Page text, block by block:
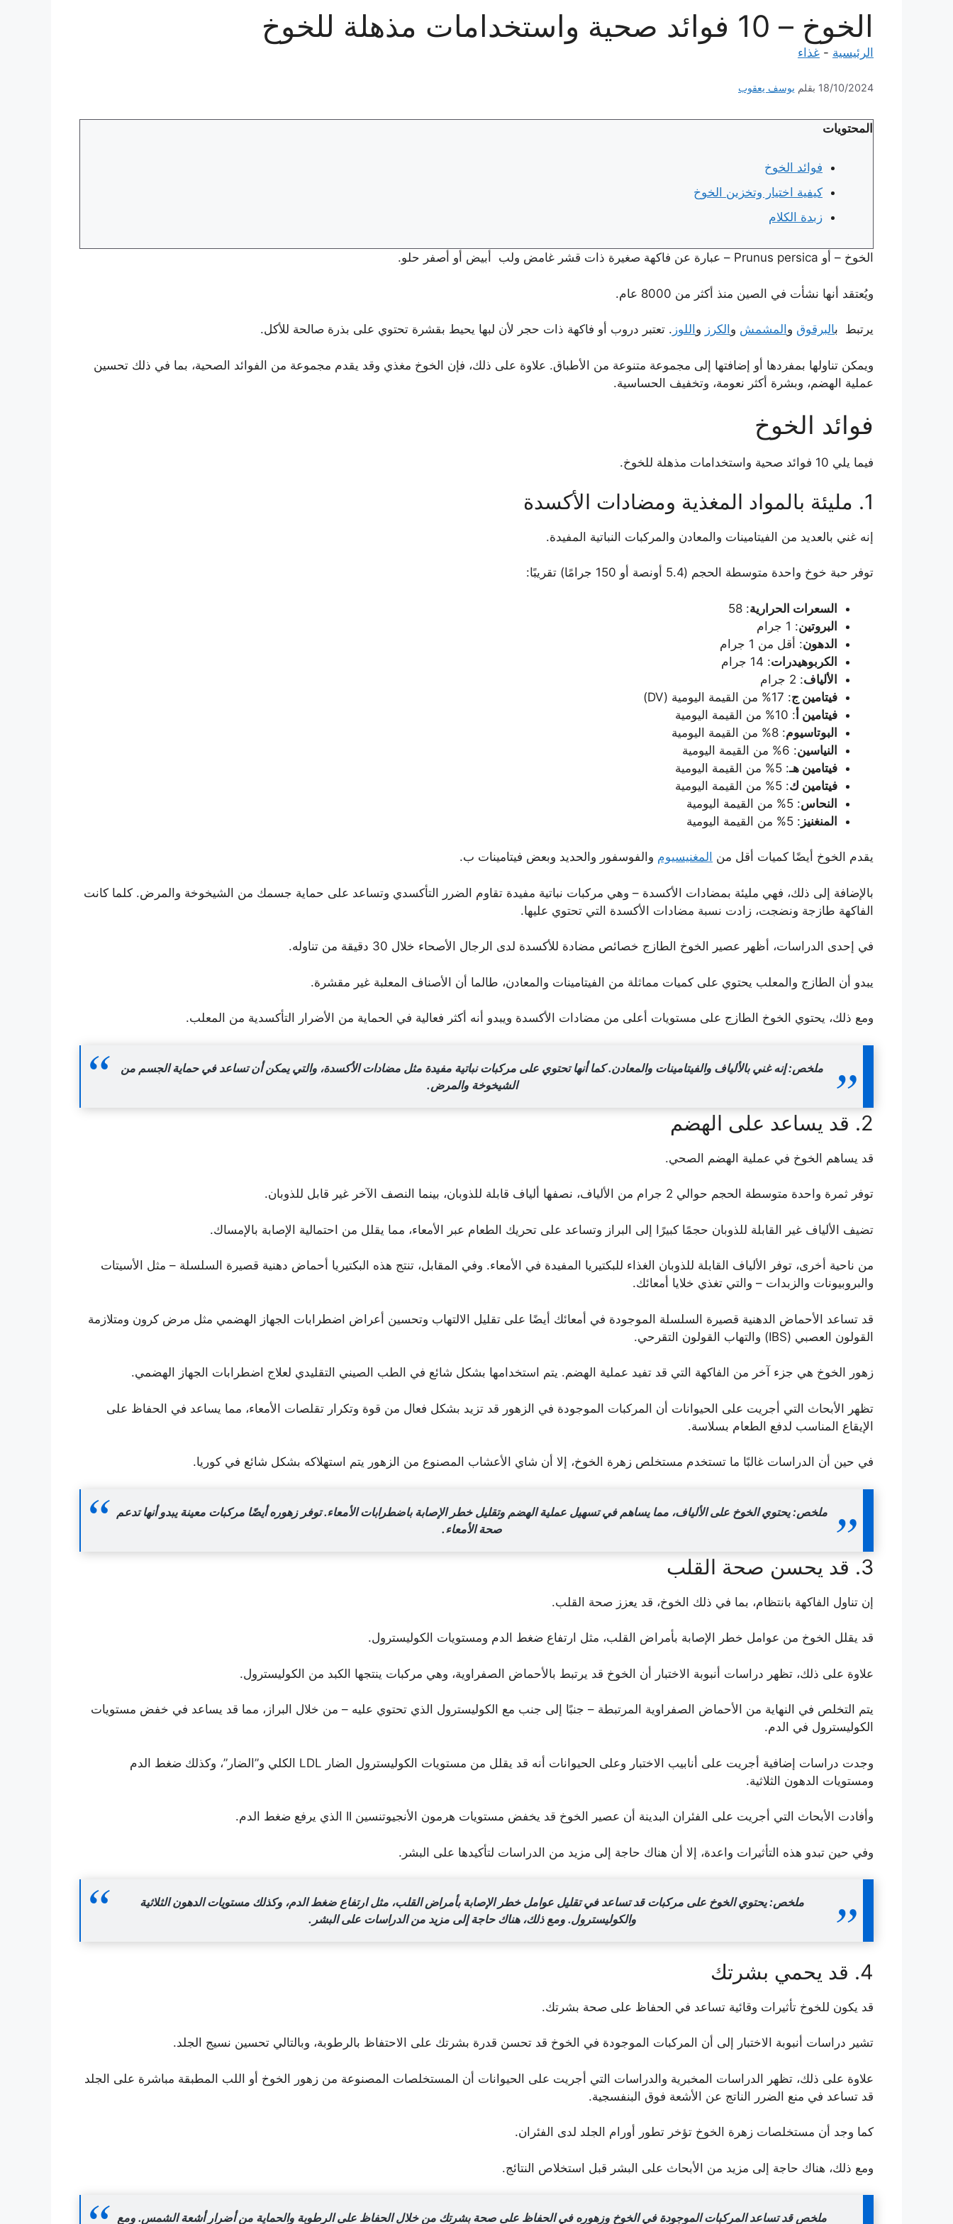
الخوخ – 10 فوائد صحية واستخدامات مذهلة للخوخ
الرئيسية - غذاء
18/10/2024 بقلم يوسف يعقوب
المحتويات
فوائد الخوخ
كيفية اختيار وتخزين الخوخ
زبدة الكلام
الخوخ – أو Prunus persica – عبارة عن فاكهة صغيرة ذات قشر غامض ولب أبيض أو أصفر حلو.
ويُعتقد أنها نشأت في الصين منذ أكثر من 8000 عام.
يرتبط بالبرقوق و المشمش و الكرز و اللوز . تعتبر دروب أو فاكهة ذات حجر لأن لبها يحيط بقشرة تحتوي على بذرة صالحة للأكل.
ويمكن تناولها بمفردها أو إضافتها إلى مجموعة متنوعة من الأطباق. علاوة على ذلك، فإن الخوخ مغذي وقد يقدم مجموعة من الفوائد الصحية، بما في ذلك تحسين
عملية الهضم، وبشرة أكثر نعومة، وتخفيف الحساسية.
فوائد الخوخ
فيما يلي 10 فوائد صحية واستخدامات مذهلة للخوخ.
1. مليئة بالمواد المغذية ومضادات الأكسدة
إنه غني بالعديد من الفيتامينات والمعادن والمركبات النباتية المفيدة.
توفر حبة خوخ واحدة متوسطة الحجم (5.4 أونصة أو 150 جرامًا) تقريبًا:
السعرات الحرارية: 58
البروتين: 1 جرام
الدهون: أقل من 1 جرام
الكربوهيدرات: 14 جرام
الألياف: 2 جرام
فيتامين ج: 17% من القيمة اليومية (DV)
فيتامين أ: 10% من القيمة اليومية
البوتاسيوم: 8% من القيمة اليومية
النياسين: 6% من القيمة اليومية
فيتامين هـ: 5% من القيمة اليومية
فيتامين ك: 5% من القيمة اليومية
النحاس: 5% من القيمة اليومية
المنغنيز : 5% من القيمة اليومية
يقدم الخوخ أيضًا كميات أقل من المغنيسيوم والفوسفور والحديد وبعض فيتامينات ب.
بالإضافة إلى ذلك، فهي مليئة بمضادات الأكسدة – وهي مركبات نباتية مفيدة تقاوم الضرر التأكسدي وتساعد على حماية جسمك من الشيخوخة والمرض. كلما كانت
الفاكهة طازجة ونضجت، زادت نسبة مضادات الأكسدة التي تحتوي عليها.
في إحدى الدراسات، أظهر عصير الخوخ الطازج خصائص مضادة للأكسدة لدى الرجال الأصحاء خلال 30 دقيقة من تناوله.
يبدو أن الطازج والمعلب يحتوي على كميات مماثلة من الفيتامينات والمعادن، طالما أن الأصناف المعلبة غير مقشرة.
ومع ذلك، يحتوي الخوخ الطازج على مستويات أعلى من مضادات الأكسدة ويبدو أنه أكثر فعالية في الحماية من الأضرار التأكسدية من المعلب.
ملخص: إنه غني بالألياف والفيتامينات والمعادن. كما أنها تحتوي على مركبات نباتية مفيدة مثل مضادات الأكسدة، والتي يمكن أن تساعد في حماية الجسم من
الشيخوخة والمرض.
2. قد يساعد على الهضم
قد يساهم الخوخ في عملية الهضم الصحي.
توفر ثمرة واحدة متوسطة الحجم حوالي 2 جرام من الألياف، نصفها ألياف قابلة للذوبان، بينما النصف الآخر غير قابل للذوبان.
تضيف الألياف غير القابلة للذوبان حجمًا كبيرًا إلى البراز وتساعد على تحريك الطعام عبر الأمعاء، مما يقلل من احتمالية الإصابة بالإمساك.
من ناحية أخرى، توفر الألياف القابلة للذوبان الغذاء للبكتيريا المفيدة في الأمعاء. وفي المقابل، تنتج هذه البكتيريا أحماض دهنية قصيرة السلسلة – مثل الأسيتات
والبروبيونات والزبدات – والتي تغذي خلايا أمعائك.
قد تساعد الأحماض الدهنية قصيرة السلسلة الموجودة في أمعائك أيضًا على تقليل الالتهاب وتحسين أعراض اضطرابات الجهاز الهضمي مثل مرض كرون ومتلازمة
القولون العصبي (IBS) والتهاب القولون التقرحي.
زهور الخوخ هي جزء آخر من الفاكهة التي قد تفيد عملية الهضم. يتم استخدامها بشكل شائع في الطب الصيني التقليدي لعلاج اضطرابات الجهاز الهضمي.
تظهر الأبحاث التي أجريت على الحيوانات أن المركبات الموجودة في الزهور قد تزيد بشكل فعال من قوة وتكرار تقلصات الأمعاء، مما يساعد في الحفاظ على
الإيقاع المناسب لدفع الطعام بسلاسة.
في حين أن الدراسات غالبًا ما تستخدم مستخلص زهرة الخوخ، إلا أن شاي الأعشاب المصنوع من الزهور يتم استهلاكه بشكل شائع في كوريا.
ملخص: يحتوي الخوخ على الألياف، مما يساهم في تسهيل عملية الهضم وتقليل خطر الإصابة باضطرابات الأمعاء. توفر زهوره أيضًا مركبات معينة يبدو أنها تدعم
صحة الأمعاء.
3. قد يحسن صحة القلب
إن تناول الفاكهة بانتظام، بما في ذلك الخوخ، قد يعزز صحة القلب.
قد يقلل الخوخ من عوامل خطر الإصابة بأمراض القلب، مثل ارتفاع ضغط الدم ومستويات الكوليسترول.
علاوة على ذلك، تظهر دراسات أنبوبة الاختبار أن الخوخ قد يرتبط بالأحماض الصفراوية، وهي مركبات ينتجها الكبد من الكوليسترول.
يتم التخلص في النهاية من الأحماض الصفراوية المرتبطة – جنبًا إلى جنب مع الكوليسترول الذي تحتوي عليه – من خلال البراز، مما قد يساعد في خفض مستويات
الكوليسترول في الدم.
وجدت دراسات إضافية أجريت على أنابيب الاختبار وعلى الحيوانات أنه قد يقلل من مستويات الكوليسترول الضار LDL الكلي و”الضار”، وكذلك ضغط الدم
ومستويات الدهون الثلاثية.
وأفادت الأبحاث التي أجريت على الفئران البدينة أن عصير الخوخ قد يخفض مستويات هرمون الأنجيوتنسين II الذي يرفع ضغط الدم.
وفي حين تبدو هذه التأثيرات واعدة، إلا أن هناك حاجة إلى مزيد من الدراسات لتأكيدها على البشر.
ملخص: يحتوي الخوخ على مركبات قد تساعد في تقليل عوامل خطر الإصابة بأمراض القلب، مثل ارتفاع ضغط الدم، وكذلك مستويات الدهون الثلاثية
والكوليسترول. ومع ذلك، هناك حاجة إلى مزيد من الدراسات على البشر.
4. قد يحمي بشرتك
قد يكون للخوخ تأثيرات وقائية تساعد في الحفاظ على صحة بشرتك.
تشير دراسات أنبوبة الاختبار إلى أن المركبات الموجودة في الخوخ قد تحسن قدرة بشرتك على الاحتفاظ بالرطوبة، وبالتالي تحسين نسيج الجلد.
علاوة على ذلك، تظهر الدراسات المخبرية والدراسات التي أجريت على الحيوانات أن المستخلصات المصنوعة من زهور الخوخ أو اللب المطبقة مباشرة على الجلد
قد تساعد في منع الضرر الناتج عن الأشعة فوق البنفسجية.
كما وجد أن مستخلصات زهرة الخوخ تؤخر تطور أورام الجلد لدى الفئران.
ومع ذلك، هناك حاجة إلى مزيد من الأبحاث على البشر قبل استخلاص النتائج.
ملخص قد تساعد المركبات الموجودة في الخوخ وزهوره في الحفاظ على صحة بشرتك من خلال الحفاظ على الرطوبة والحماية من أضرار أشعة الشمس. ومع